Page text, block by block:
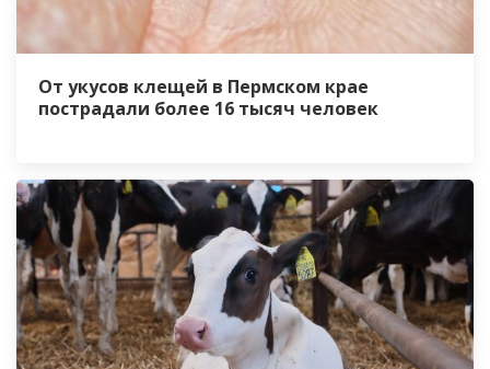
От укусов клещей в Пермском крае
пострадали более 16 тысяч человек